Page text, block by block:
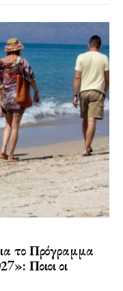
το Πρόγραμμα
Ποιοι οι